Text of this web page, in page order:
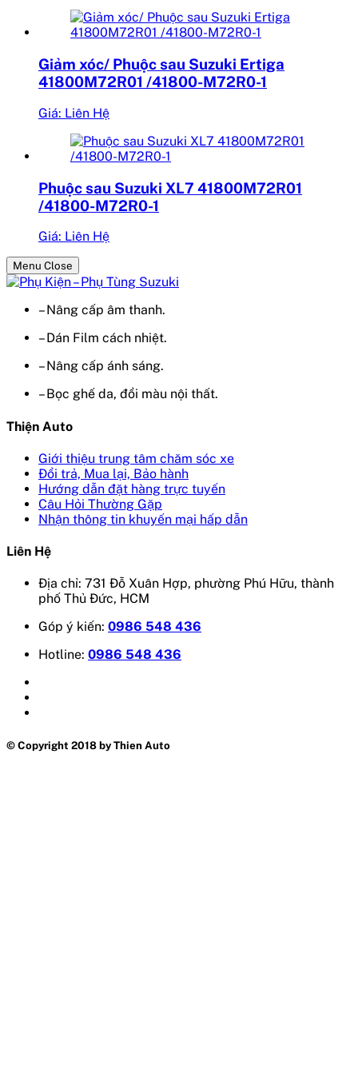
Giảm xóc/ Phuộc sau Suzuki Ertiga
41800M72R01 /41800-M72R0-1
Giá: Liên Hệ
Phuộc sau Suzuki XL7 41800M72R01
/41800-M72R0-1
Giá: Liên Hệ
Menu Close
– Nâng cấp âm thanh.
– Dán Film cách nhiệt.
– Nâng cấp ánh sáng.
– Bọc ghế da, đổi màu nội thất.
Thiện Auto
Giới thiệu trung tâm chăm sóc xe
Đổi trả, Mua lại, Bảo hành
Hướng dẫn đặt hàng trực tuyến
Câu Hỏi Thường Gặp
Nhận thông tin khuyến mại hấp dẫn
Liên Hệ
Địa chỉ: 731 Đỗ Xuân Hợp, phường Phú Hữu, thành
phố Thủ Đức, HCM
Góp ý kiến: 0986 548 436
Hotline: 0986 548 436
© Copyright 2018 by Thien Auto